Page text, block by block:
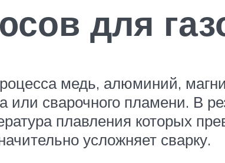
для
медь, алюминий,
сварочного пламени. В
плавления которых
усложняет сварку.